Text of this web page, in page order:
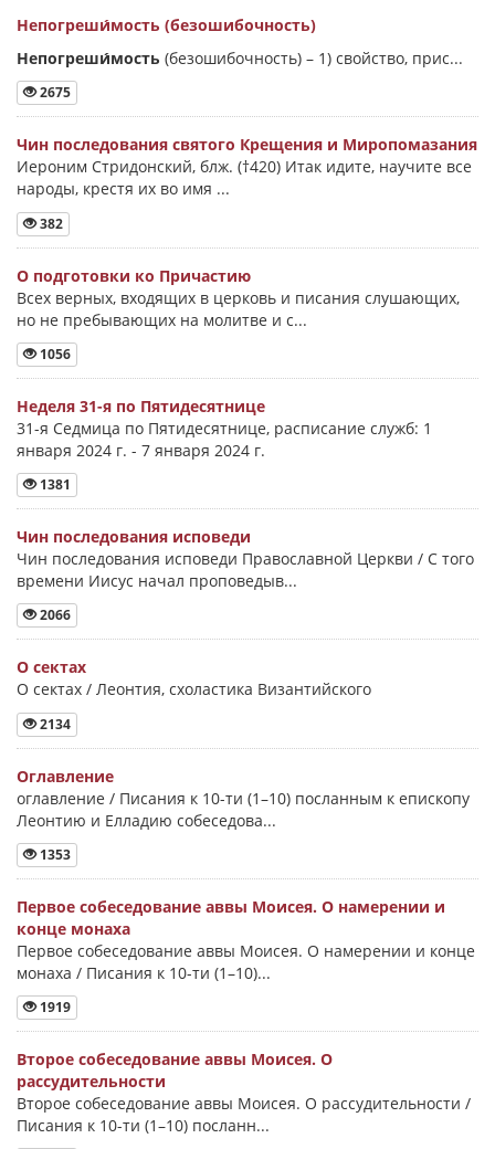
Непогреши́мость (безошибочность)
Непогреши́мость (безошибочность) – 1) свойство, прис...
2675
Чин последования святого Крещения и Миропомазания
Иероним Стридонский, блж. (†420) Итак идите, научите все
народы, крестя их во имя ...
382
О подготовки ко Причастию
Всех верных, входящих в церковь и писания слушающих,
но не пребывающих на молитве и с...
1056
Неделя 31-я по Пятидесятнице
31-я Седмица по Пятидесятнице, расписание служб: 1
января 2024 г. - 7 января 2024 г.
1381
Чин последования исповеди
Чин последования исповеди Православной Церкви / С того
времени Иисус начал проповедыв...
2066
О сектах
О сектах / Леонтия, схоластика Византийского
2134
Оглавление
оглавление / Писания к 10-ти (1–10) посланным к епископу
Леонтию и Елладию собеседова...
1353
Первое собеседование аввы Моисея. О намерении и
конце монаха
Первое собеседование аввы Моисея. О намерении и конце
монаха / Писания к 10-ти (1–10)...
1919
Второе собеседование аввы Моисея. О
рассудительности
Второе собеседование аввы Моисея. О рассудительности /
Писания к 10-ти (1–10) посланн...